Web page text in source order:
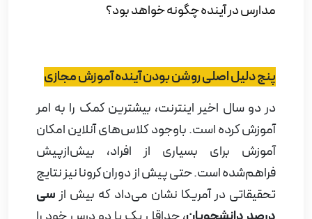
مدارس در آینده چگونه خواهد بود؟
پنج دلیل اصلی روشن بودن آینده آموزش مجازی
در دو سال اخیر اینترنت، بیشترین کمک را به امر
آموزش کرده است. باوجود کلاس‌های آنلاین امکان
آموزش برای بسیاری از افراد، بیش‌ازپیش
فراهم‌شده است. حتی پیش از دوران کرونا نیز نتایج
تحقیقاتی در آمریکا نشان می‌داد که بیش ازسی